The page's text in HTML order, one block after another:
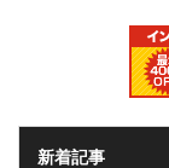
新着記事